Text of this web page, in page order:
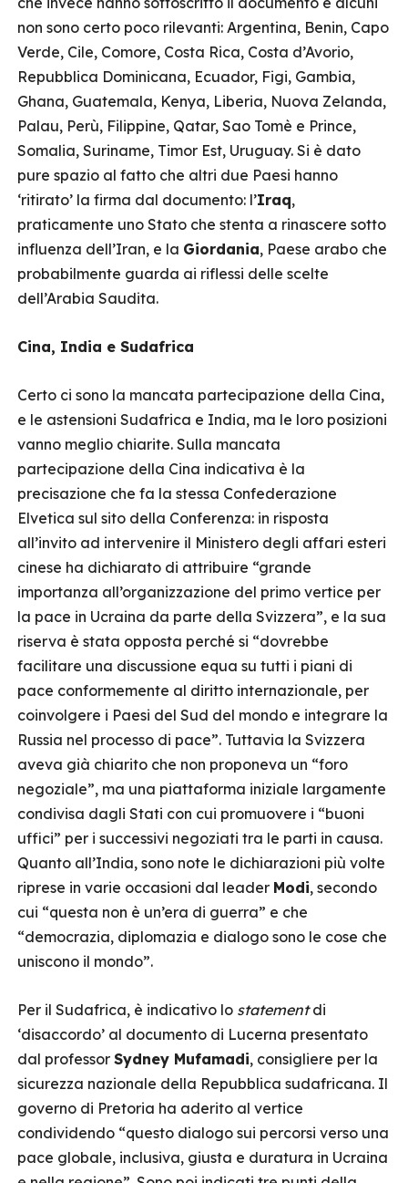
non sono certo poco rilevanti: Argentina, Benin, Capo
Verde, Cile, Comore, Costa Rica, Costa d’Avorio,
Repubblica Dominicana, Ecuador, Figi, Gambia,
Ghana, Guatemala, Kenya, Liberia, Nuova Zelanda,
Palau, Perù, Filippine, Qatar, Sao Tomè e Prince,
Somalia, Suriname, Timor Est, Uruguay. Si è dato
pure spazio al fatto che altri due Paesi hanno
‘ritirato’ la firma dal documento: l’Iraq,
praticamente uno Stato che stenta a rinascere sotto
influenza dell’Iran, e la Giordania, Paese arabo che
probabilmente guarda ai riflessi delle scelte
dell’Arabia Saudita.
Cina, India e Sudafrica
Certo ci sono la mancata partecipazione della Cina,
e le astensioni Sudafrica e India, ma le loro posizioni
vanno meglio chiarite. Sulla mancata
partecipazione della Cina indicativa è la
precisazione che fa la stessa Confederazione
Elvetica sul sito della Conferenza: in risposta
all’invito ad intervenire il Ministero degli affari esteri
cinese ha dichiarato di attribuire “grande
importanza all’organizzazione del primo vertice per
la pace in Ucraina da parte della Svizzera”, e la sua
riserva è stata opposta perché si “dovrebbe
facilitare una discussione equa su tutti i piani di
pace conformemente al diritto internazionale, per
coinvolgere i Paesi del Sud del mondo e integrare la
Russia nel processo di pace”. Tuttavia la Svizzera
aveva già chiarito che non proponeva un “foro
negoziale”, ma una piattaforma iniziale largamente
condivisa dagli Stati con cui promuovere i “buoni
uffici” per i successivi negoziati tra le parti in causa.
Quanto all’India, sono note le dichiarazioni più volte
riprese in varie occasioni dal leader Modi, secondo
cui “questa non è un’era di guerra” e che
“democrazia, diplomazia e dialogo sono le cose che
uniscono il mondo”.
Per il Sudafrica, è indicativo lo statementdi
‘disaccordo’ al documento di Lucerna presentato
dal professor Sydney Mufamadi, consigliere per la
sicurezza nazionale della Repubblica sudafricana. Il
governo di Pretoria ha aderito al vertice
condividendo “questo dialogo sui percorsi verso una
pace globale, inclusiva, giusta e duratura in Ucraina